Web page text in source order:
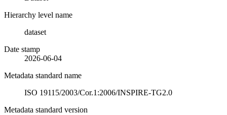
Hierarchy level name
dataset
Date stamp
2026-06-04
Metadata standard name
ISO 19115/2003/Cor.1:2006/INSPIRE-TG2.0
Metadata standard version